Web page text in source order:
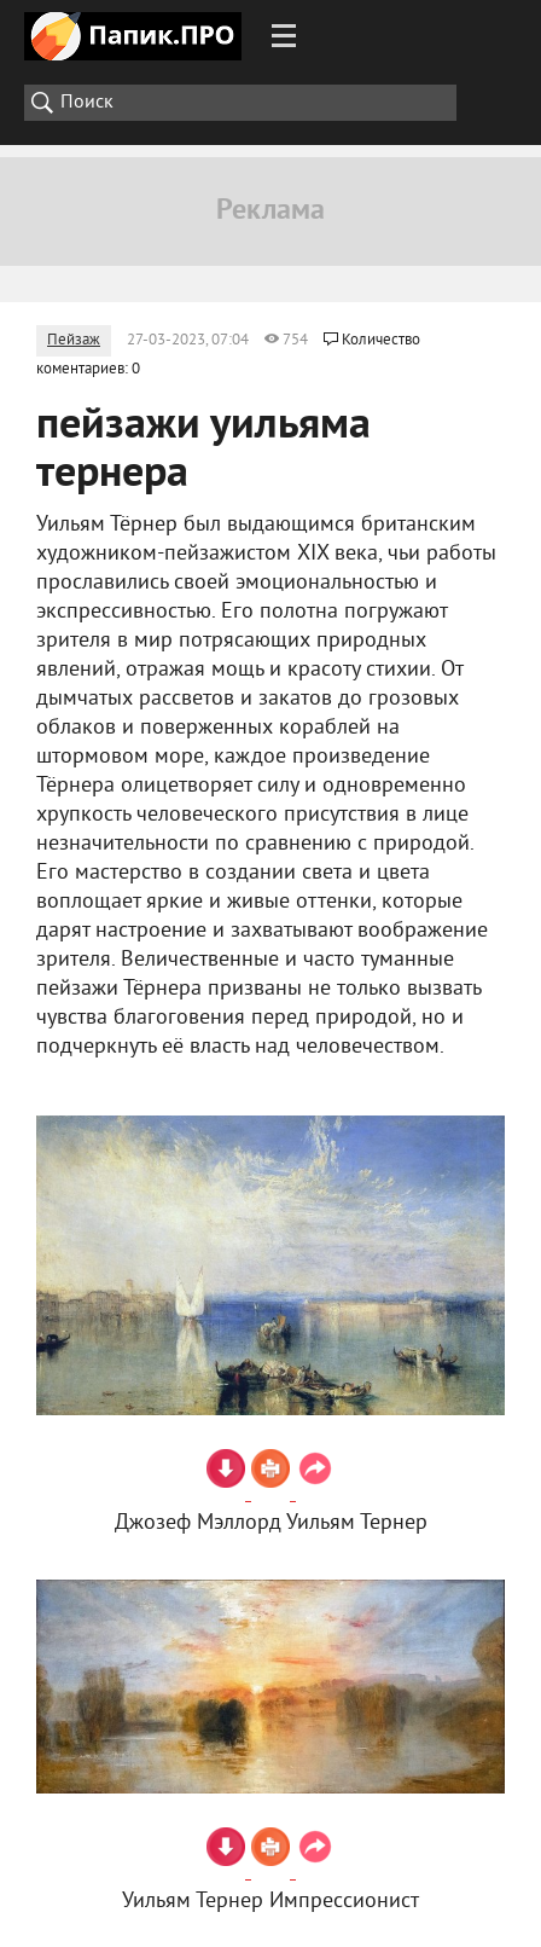
Пейзаж 27-03-2023, 07:04 754
Количество
коментариев: 0
пейзажи уильяма
тернера
Уильям Тёрнер был выдающимся британским
художником-пейзажистом XIX века, чьи работы
прославились своей эмоциональностью и
экспрессивностью. Его полотна погружают
зрителя в мир потрясающих природных
явлений, отражая мощь и красоту стихии. От
дымчатых рассветов и закатов до грозовых
облаков и поверженных кораблей на
штормовом море, каждое произведение
Тёрнера олицетворяет силу и одновременно
хрупкость человеческого присутствия в лице
незначительности по сравнению с природой.
Его мастерство в создании света и цвета
воплощает яркие и живые оттенки, которые
дарят настроение и захватывают воображение
зрителя. Величественные и часто туманные
пейзажи Тёрнера призваны не только вызвать
чувства благоговения перед природой, но и
подчеркнуть её власть над человечеством.
Джозеф Мэллорд Уильям Тернер
Уильям Тернер Импрессионист